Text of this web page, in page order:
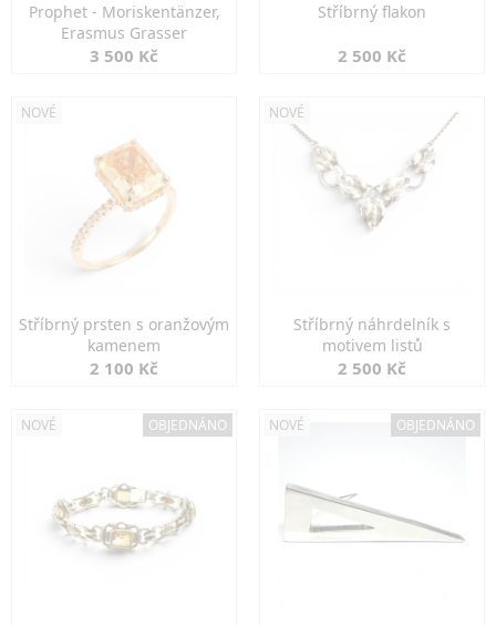
Prophet - Moriskentänzer,
Erasmus Grasser
3 500 Kč
Stříbrný flakon
2 500 Kč
NOVÉ
Stříbrný prsten s oranžovým
kamenem
2 100 Kč
NOVÉ
Stříbrný náhrdelník s
motivem listů
2 500 Kč
NOVÉ OBJEDNÁNO NOVÉ OBJEDNÁNO